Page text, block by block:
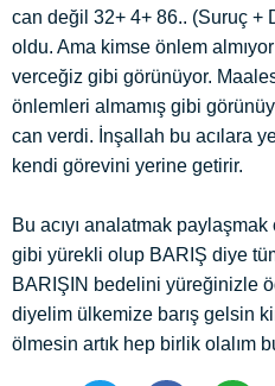
can değil 32+ 4+ 86.. (Suruç +
oldu. Ama kimse önlem
verceğiz gibi görünüyor.
önlemleri almamış gibi
can verdi. İnşallah bu acılara
kendi görevini yerine getirir.
Bu acıyı analatmak
gibi yürekli olup BARIŞ diye
BARIŞIN bedelini yüreğinizle
diyelim ülkemize barış gelsin
ölmesin artık hep birlik olalım